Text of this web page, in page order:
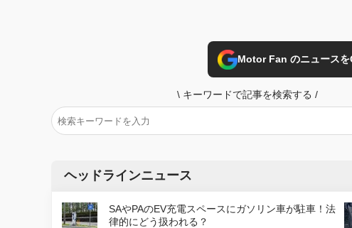
Motor Fan のニュース
\ キーワードで記事を検索する /
ヘッドラインニュース
SAやPAのEV充電スペースにガソリン車が駐車！法
律的にどう扱われる？